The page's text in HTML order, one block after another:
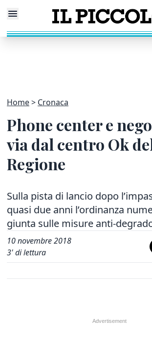
Home Cronaca
Phone center e
via dal centro Ok
Regione
Sulla pista di lancio dopo
quasi due anni l’ordinanza
giunta sulle misure anti-
10 novembre 2018
3' di lettura